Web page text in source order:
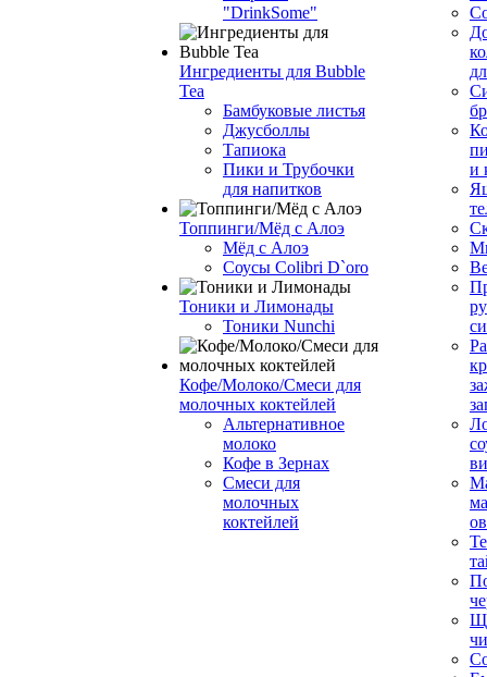
"DrinkSome"
Ингредиенты для Bubble
Tea
Бамбуковые листья
Джусболлы
Тапиока
Пики и Трубочки
для напитков
Топпинги/Мёд с Алоэ
Мёд с Алоэ
Соусы Colibri D`oro
Тоники и Лимонады
Тоники Nunchi
Кофе/Молоко/Смеси для
молочных коктейлей
Альтернативное
молоко
Кофе в Зернах
Смеси для
молочных
коктейлей
и